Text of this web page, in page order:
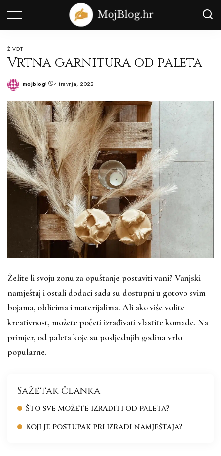
ŽIVOT
Vrtna garnitura od paleta
Posted
mojblog 4 travnja, 2022
Želite li svoju zonu za opuštanje postaviti vani? Vanjski
namještaj i ostali dodaci sada su dostupni u gotovo svim
bojama, oblicima i materijalima. Ali ako više volite
kreativnost, možete početi izrađivati ​​vlastite komade. Na
primjer, od paleta koje su posljednjih godina vrlo
popularne.
Sažetak članka
Što sve možete izraditi od paleta?
Koji je postupak pri izradi namještaja?